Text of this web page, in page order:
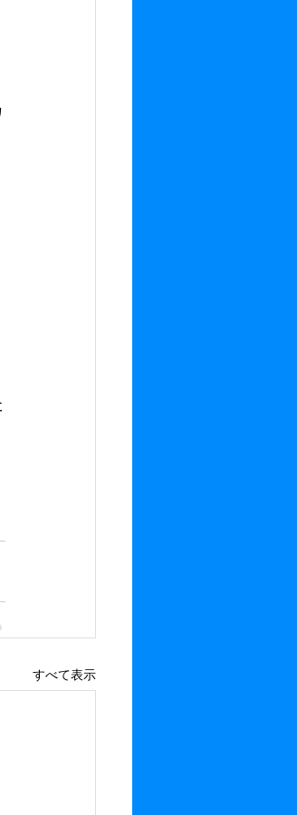
すべて表示